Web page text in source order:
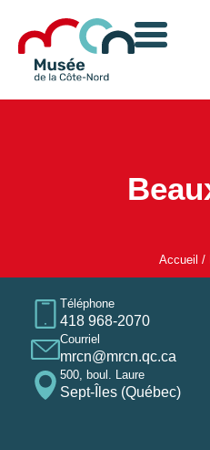
Accueil /
Téléphone
418 968-2070
Courriel
mrcn@mrcn.qc.ca
500, boul. Laure
Sept-Îles (Québec)